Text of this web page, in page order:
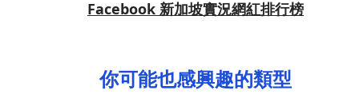
Facebook 新加坡實況網紅排行榜
你可能也感興趣的類型